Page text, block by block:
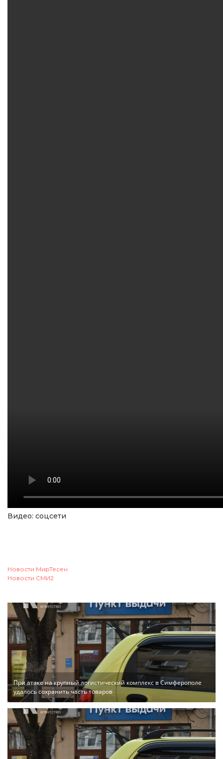
Видео: соцсети
Новости МирТесен
Новости СМИ2
При атаке на крупный логистический комплекс в Симферополе
удалось сохранить часть товаров